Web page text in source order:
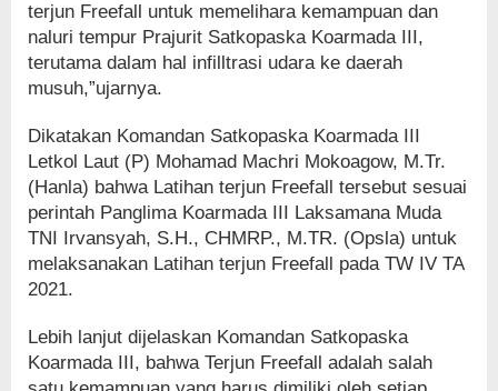
terjun Freefall untuk memelihara kemampuan dan
naluri tempur Prajurit Satkopaska Koarmada III,
terutama dalam hal infilltrasi udara ke daerah
musuh,”ujarnya.
Dikatakan Komandan Satkopaska Koarmada III
Letkol Laut (P) Mohamad Machri Mokoagow, M.Tr.
(Hanla) bahwa Latihan terjun Freefall tersebut sesuai
perintah Panglima Koarmada III Laksamana Muda
TNI Irvansyah, S.H., CHMRP., M.TR. (Opsla) untuk
melaksanakan Latihan terjun Freefall pada TW IV TA
2021.
Lebih lanjut dijelaskan Komandan Satkopaska
Koarmada III, bahwa Terjun Freefall adalah salah